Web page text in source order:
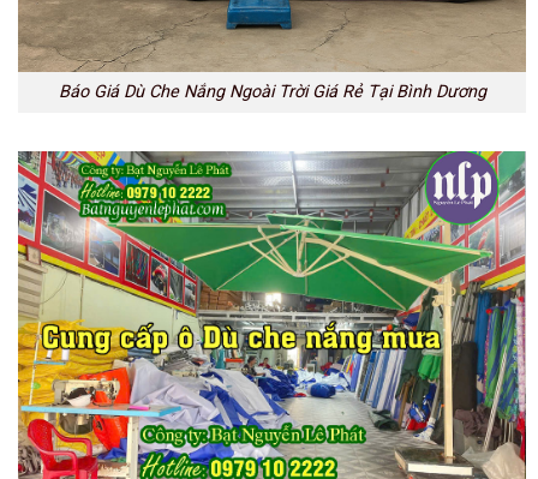
Báo Giá Dù Che Nắng Ngoài Trời Giá Rẻ Tại Bình Dương